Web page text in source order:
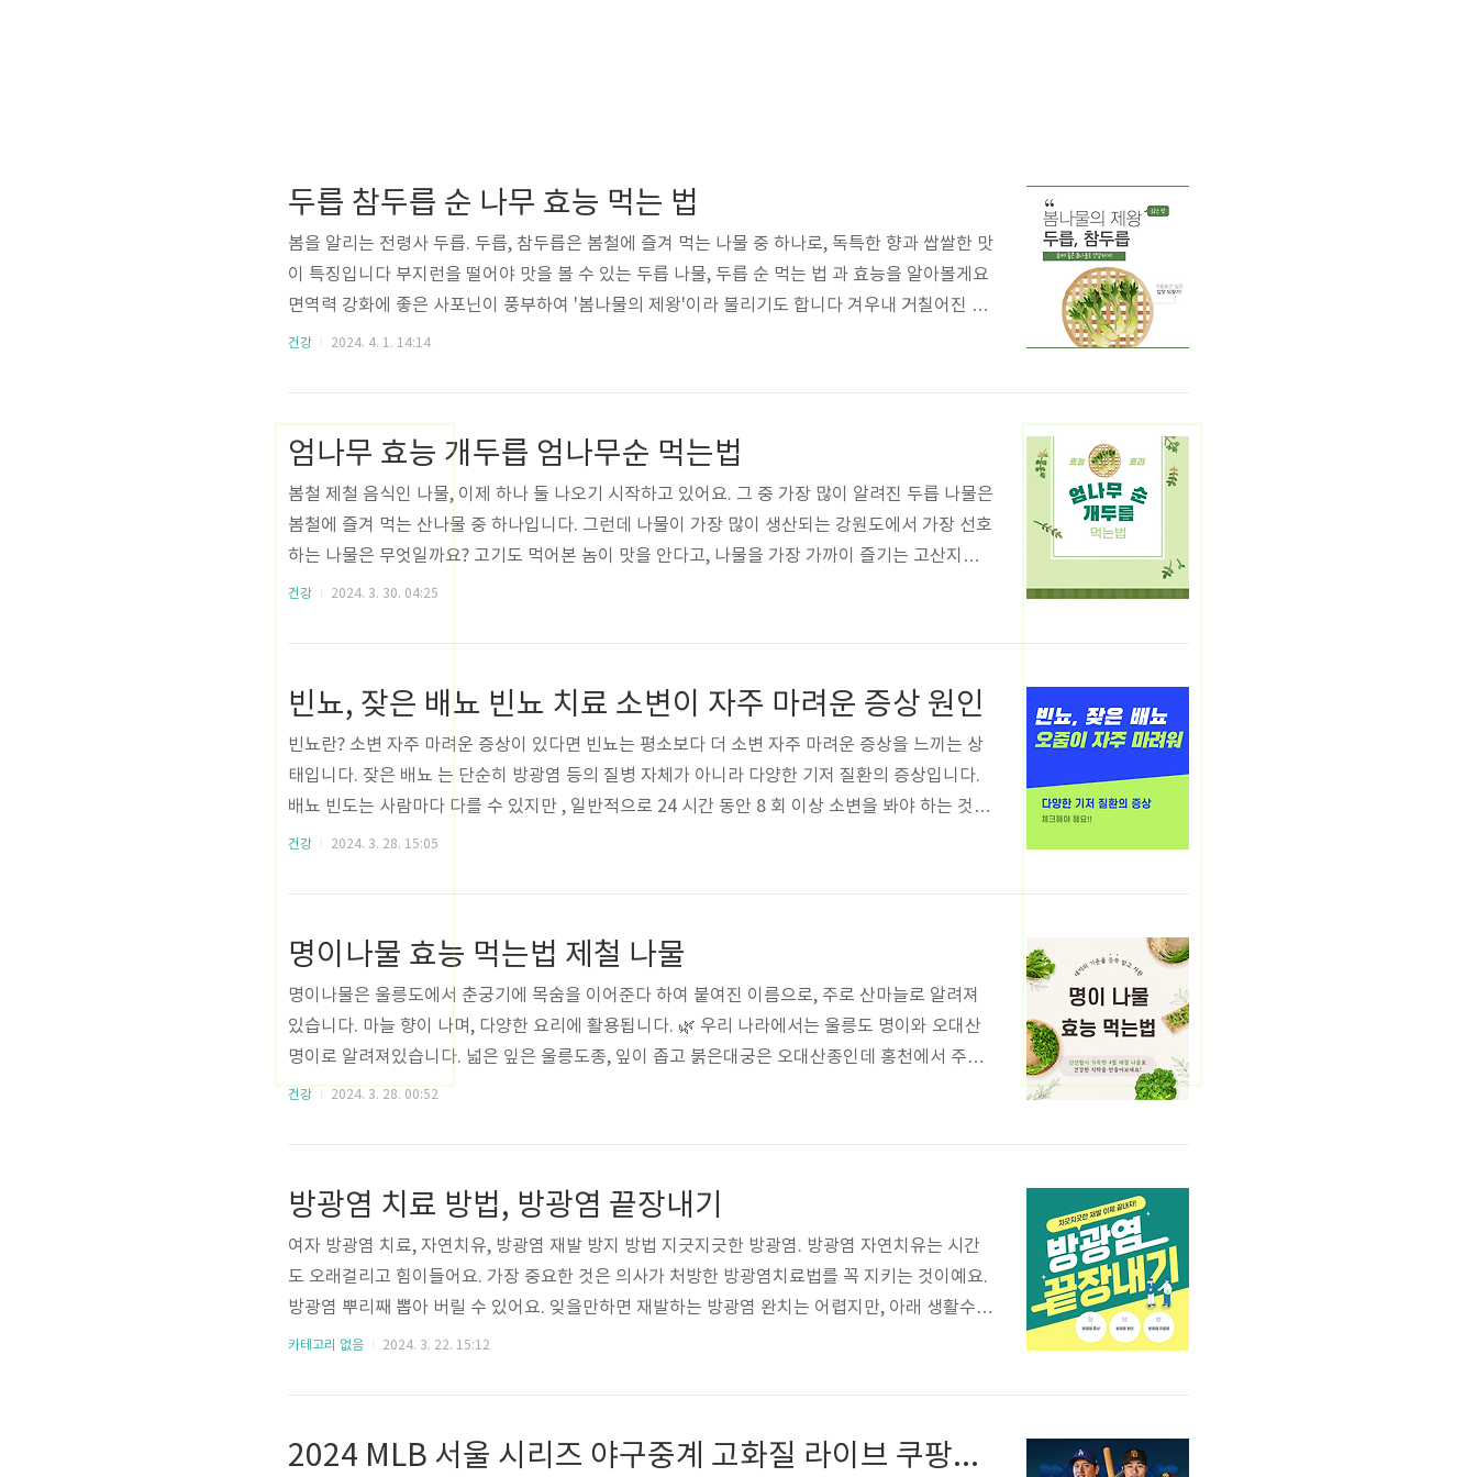
두릅 참두릅 순 나무 효능 먹는 법
봄을 알리는 전령사 두릅. 두릅, 참두릅은 봄철에 즐겨 먹는 나물 중 하나로, 독특한 향과 쌉쌀한 맛
이 특징입니다 부지런을 떨어야 맛을 볼 수 있는 두릅 나물, 두릅 순 먹는 법 과 효능을 알아볼게요
면역력 강화에 좋은 사포닌이 풍부하여 '봄나물의 제왕'이라 불리기도 합니다 겨우내 거칠어진 입
맛을 봄기운 가득 머금은 싱싱한 두릅으로 입맛을 되살리는 봄의 전령사 입니다 봄 날씨가 변덕스
그 독특한 향과 쌉쌀한 맛으로 봄철에 즐겨 먹는 나물 중 하나입니다. 면역력 강화에 좋은 사포닌
이 풍부해 '봄나물의 제왕'으로 불리며, 겨우내 ..
건강 2024. 4. 1. 14:14
엄나무 효능 개두릅 엄나무순 먹는법
봄철 제철 음식인 나물, 이제 하나 둘 나오기 시작하고 있어요. 그 중 가장 많이 알려진 두릅 나물은
봄철에 즐겨 먹는 산나물 중 하나입니다. 그런데 나물이 가장 많이 생산되는 강원도에서 가장 선호
하는 나물은 무엇일까요? 고기도 먹어본 놈이 맛을 안다고, 나물을 가장 가까이 즐기는 고산지대
홍천에서는 엄나무 순(개두릅 순)을 최고로 선호 합니다. 오늘은 그 이유 알아볼게요! 엄나무 순과
합니다. 엄나무 순과 두릅 나물은 생김새가..
건강 2024. 3. 30. 04:25
빈뇨, 잦은 배뇨 빈뇨 치료 소변이 자주 마려운 증상 원인
빈뇨란? 소변 자주 마려운 증상이 있다면 빈뇨는 평소보다 더 소변 자주 마려운 증상을 느끼는 상
태입니다. 잦은 배뇨 는 단순히 방광염 등의 질병 자체가 아니라 다양한 기저 질환의 증상입니다.
배뇨 빈도는 사람마다 다를 수 있지만 , 일반적으로 24 시간 동안 8 회 이상 소변을 봐야 하는 것은
정상적인 패턴의 변화, 특히 일상생활이나 수면을 방해하는 경우 빈번한 것으로 간주될 수 있습니
우에 따라 수술이 필요할 ..
건강 2024. 3. 28. 15:05
명이나물 효능 먹는법 제철 나물
명이나물은 울릉도에서 춘궁기에 목숨을 이어준다 하여 붙여진 이름으로, 주로 산마늘로 알려져
있습니다. 마늘 향이 나며, 다양한 요리에 활용됩니다. 🌿 우리 나라에서는 울릉도 명이와 오대산
명이로 알려져있습니다. 넓은 잎은 울릉도종, 잎이 좁고 붉은대궁은 오대산종인데 홍천에서 주로
재배되어 홍천명이라고 부르기도 합니다. 특히 오대산종 명이나물은 향과 풍미가 더욱 강하며 그
맞이합니다. 이 시기에 생명이나물은 가장..
건강 2024. 3. 28. 00:52
방광염 치료 방법, 방광염 끝장내기
여자 방광염 치료, 자연치유, 방광염 재발 방지 방법 지긋지긋한 방광염. 방광염 자연치유는 시간
도 오래걸리고 힘이들어요. 가장 중요한 것은 의사가 처방한 방광염치료법를 꼭 지키는 것이예요.
방광염 뿌리째 뽑아 버릴 수 있어요. 잊을만하면 재발하는 방광염 완치는 어렵지만, 아래 생활수칙
을 통해 재발률을 많이 낮췄어요. 약처방이 어려운 여행이나 주말을 위해 항생제 상비약을 꼭 구비
안되고 만성으로 가기 때문에 의사의 처..
카테고리 없음 2024. 3. 22. 15:12
2024 MLB 서울 시리즈 야구중계 고화질 라이브 쿠팡플레이 보러가기